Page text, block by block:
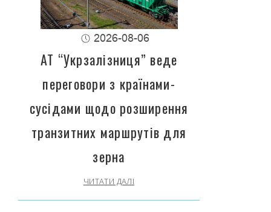
2026-08-06
АТ “Укрзалізниця” веде
переговори з країнами-
сусідами щодо розширення
транзитних маршрутів для
зерна
ЧИТАТИ ДАЛІ